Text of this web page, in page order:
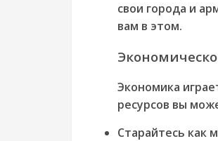
свои города и
вам в этом.
Экономика
ресурсов вы
Старайтесь как